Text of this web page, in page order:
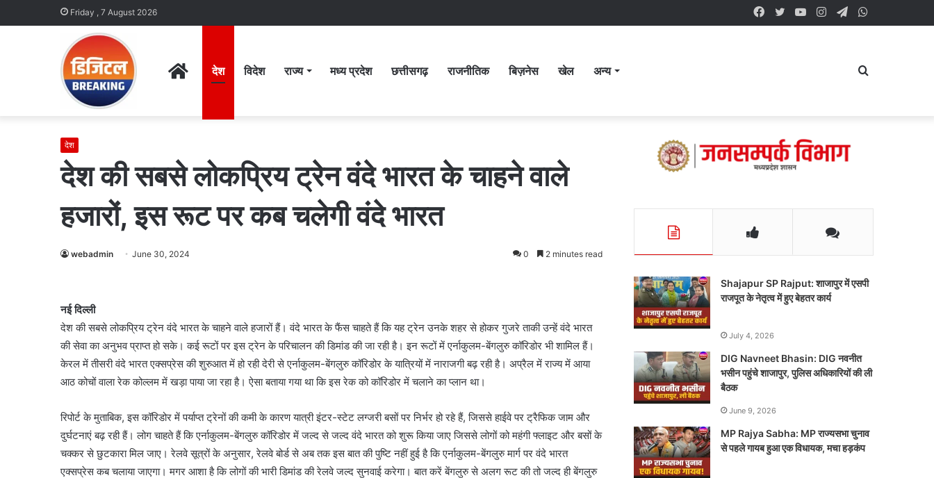
Friday , 7 August 2026 Telegram
Instagram
YouTube
Twitter
Facebook
Homeदेश विदेश राज्य मध्य प्रदेश छत्तीसगढ़ राजनीतिक बिज़नेस खेल अन्य Search
देश
देश की सबसे लोकप्रिय ट्रेन वंदे भारत के चाहने वाले
हजारों, इस रूट पर कब चलेगी वंदे भारत
webadmin June 30, 2024 0 2 minutes read
नई दिल्ली
देश की सबसे लोकप्रिय ट्रेन वंदे भारत के चाहने वाले हजारों हैं। वंदे भारत के फैंस चाहते हैं कि यह ट्रेन उनके शहर से होकर गुजरे ताकी उन्हें वंदे भारत
की सेवा का अनुभव प्राप्त हो सके। कई रूटों पर इस ट्रेन के परिचालन की डिमांड की जा रही है। इन रूटों में एर्नाकुलम-बेंगलुरु कॉरिडोर भी शामिल हैं।
केरल में तीसरी वंदे भारत एक्सप्रेस की शुरुआत में हो रही देरी से एर्नाकुलम-बेंगलुरु कॉरिडोर के यात्रियों में नाराजगी बढ़ रही है। अप्रैल में राज्य में आया
आठ कोचों वाला रेक कोल्लम में खड़ा पाया जा रहा है। ऐसा बताया गया था कि इस रेक को कॉरिडोर में चलाने का प्लान था।
रिपोर्ट के मुताबिक, इस कॉरिडोर में पर्याप्त ट्रेनों की कमी के कारण यात्री इंटर-स्टेट लग्जरी बसों पर निर्भर हो रहे हैं, जिससे हाईवे पर ट्रैफिक जाम और
दुर्घटनाएं बढ़ रही हैं। लोग चाहते हैं कि एर्नाकुलम-बेंगलुरु कॉरिडोर में जल्द से जल्द वंदे भारत को शुरू किया जाए जिससे लोगों को महंगी फ्लाइट और बसों के
चक्कर से छुटकारा मिल जाए। रेलवे सूत्रों के अनुसार, रेलवे बोर्ड से अब तक इस बात की पुष्टि नहीं हुई है कि एर्नाकुलम-बेंगलुरु मार्ग पर वंदे भारत
एक्सप्रेस कब चलाया जाएगा। मगर आशा है कि लोगों की भारी डिमांड की रेलवे जल्द सुनवाई करेगा। बात करें बेंगलुरु से अलग रूट की तो जल्द ही बेंगलुरु
Shajapur SP Rajput: शाजापुर में एसपी
राजपूत के नेतृत्व में हुए बेहतर कार्य
July 4, 2026
DIG Navneet Bhasin: DIG नवनीत
भसीन पहुंचे शाजापुर, पुलिस अधिकारियों की ली
बैठक
June 9, 2026
MP Rajya Sabha: MP राज्यसभा चुनाव
से पहले गायब हुआ एक विधायक, मचा हड़कंप